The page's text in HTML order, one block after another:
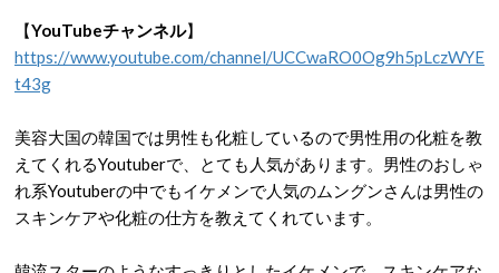
【YouTubeチャンネル】
https://www.youtube.com/channel/UCCwaRO0Og9h5pLczWYE
t43g
美容大国の韓国では男性も化粧しているので男性用の化粧を教
えてくれるYoutuberで、とても人気があります。男性のおしゃ
れ系Youtuberの中でもイケメンで人気のムングンさんは男性の
スキンケアや化粧の仕方を教えてくれています。